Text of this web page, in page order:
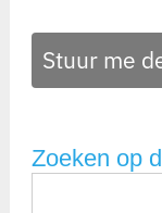
Stuur me
Zoeken op